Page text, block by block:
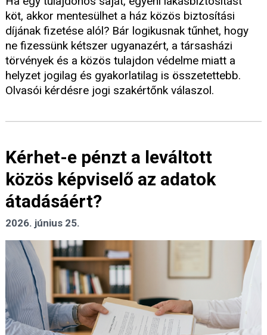
köt, akkor mentesülhet a ház közös biztosítási
díjának fizetése alól? Bár logikusnak tűnhet, hogy
ne fizessünk kétszer ugyanazért, a társasházi
törvények és a közös tulajdon védelme miatt a
helyzet jogilag és gyakorlatilag is összetettebb.
Olvasói kérdésre jogi szakértőnk válaszol.
Kérhet-e pénzt a leváltott
közös képviselő az adatok
átadásáért?
2026. június 25.